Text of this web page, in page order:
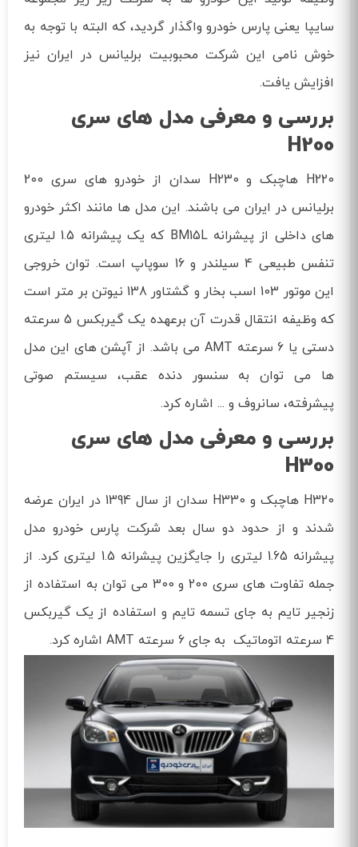
سایپا یعنی پارس خودرو واگذار گردید، که البته با توجه به
خوش نامی این شرکت محبوبیت برلیانس در ایران نیز
افزایش یافت.
بررسی و معرفی مدل های سری
H200
H220 هاچبک و H230 سدان از خودرو های سری 200
برلیانس در ایران می باشند. این مدل ها مانند اکثر خودرو
های داخلی از پیشرانه BM15L که یک پیشرانه 1.5 لیتری
تنفس طبیعی 4 سیلندر و 16 سوپاپ است. توان خروجی
این موتور 103 اسب بخار و گشتاور 138 نیوتن بر متر است
که وظیفه انتقال قدرت آن برعهده یک گیربکس 5 سرعته
دستی یا 6 سرعته AMT می باشد. از آپشن های این مدل
ها می توان به سنسور دنده عقب، سیستم صوتی
پیشرفته، سانروف و ... اشاره کرد.
بررسی و معرفی مدل های سری
H300
H320 هاچبک و H330 سدان از سال 1394 در ایران عرضه
شدند و از حدود دو سال بعد شرکت پارس خودرو مدل
پیشرانه 1.65 لیتری را جایگزین پیشرانه 1.5 لیتری کرد. از
جمله تفاوت های سری 200 و 300 می توان به استفاده از
زنجیر تایم به جای تسمه تایم و استفاده از یک گیربکس
4 سرعته اتوماتیک به جای 6 سرعته AMT اشاره کرد.